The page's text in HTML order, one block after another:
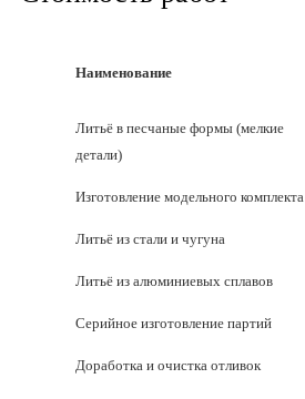
Наименование
Литьё в песчаные формы (мелкие
детали)
Изготовление модельного комплекта
Литьё из стали и чугуна
Литьё из алюминиевых сплавов
Серийное изготовление партий
Доработка и очистка отливок